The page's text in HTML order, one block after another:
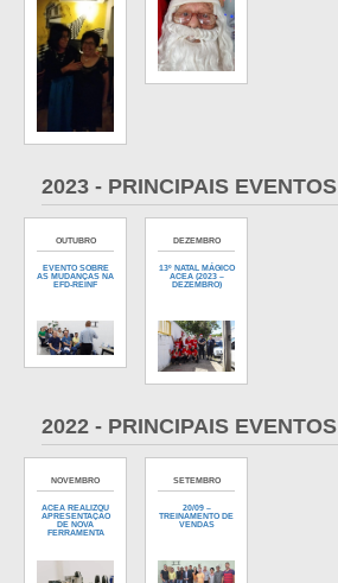
2023 - PRINCIPAIS EVENTOS
OUTUBRO
EVENTO SOBRE
AS MUDANÇAS NA
EFD-REINF
DEZEMBRO
13º NATAL MÁGICO
ACEA (2023 –
DEZEMBRO)
2022 - PRINCIPAIS EVENTOS
NOVEMBRO
ACEA REALIZOU
APRESENTAÇÃO
DE NOVA
FERRAMENTA
SETEMBRO
20/09 –
TREINAMENTO DE
VENDAS